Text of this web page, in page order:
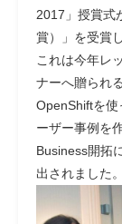
2017」授賞式
賞）」を受賞
これは今年レ
ナーへ贈られ
OpenShiftを使
ーザー事例を
Business開拓
出されました。